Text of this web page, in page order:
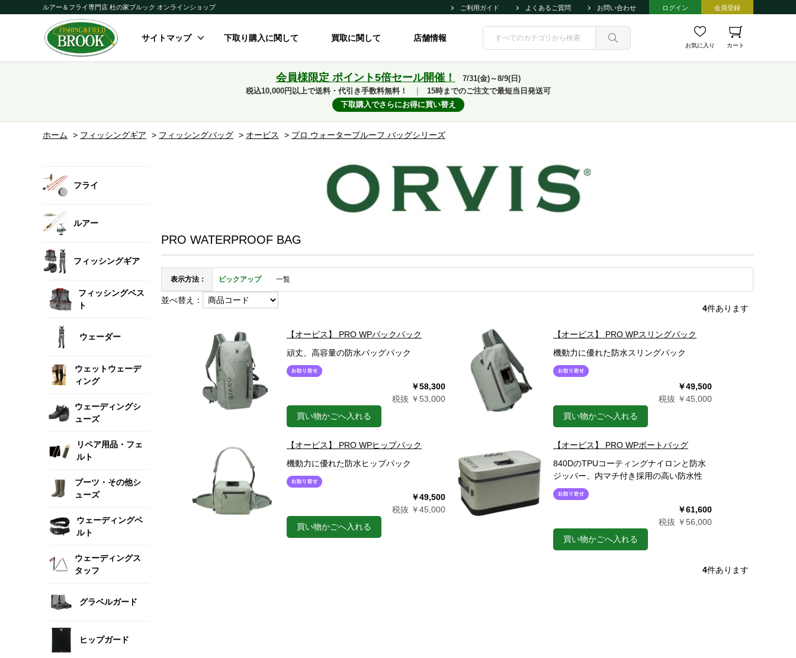
ルアー＆フライ専門店 杜の家ブルック オンラインショップ ご利用ガイド よくあるご質問 お問い合わせ ログイン 会員登録
サイトマップ 下取り購入に関して 買取に関して 店舗情報
お気に入り カート
会員様限定 ポイント5倍セール開催！
7/31(金)～8/9(日)
税込10,000円以上で送料・代引き手数料無料！
15時までのご注文で最短当日発送可
下取購入でさらにお得に買い替え
ホーム > フィッシングギア > フィッシングバッグ > オービス > プロ ウォータープルーフ バッグシリーズ
フライ
ルアー
フィッシングギア
フィッシングベス
ト
ウェーダー
ウェットウェーデ
ィング
ウェーディングシ
ューズ
リペア用品・フェ
ルト
ブーツ・その他シ
ューズ
ウェーディングベ
ルト
ウェーディングス
タッフ
グラベルガード
ヒップガード
PRO WATERPROOF BAG
表示方法： ピックアップ 一覧
並べ替え：
4件あります
【オービス】 PRO WPバックパック
頑丈、高容量の防水バッグパック
￥58,300
税抜 ￥53,000
買い物かごへ入れる
【オービス】 PRO WPスリングパック
機動力に優れた防水スリングパック
￥49,500
税抜 ￥45,000
買い物かごへ入れる
【オービス】 PRO WPヒップパック
機動力に優れた防水ヒップパック
￥49,500
税抜 ￥45,000
買い物かごへ入れる
【オービス】 PRO WPボートバッグ
840DのTPUコーティングナイロンと防水
ジッパー、内マチ付き採用の高い防水性
￥61,600
税抜 ￥56,000
買い物かごへ入れる
4件あります